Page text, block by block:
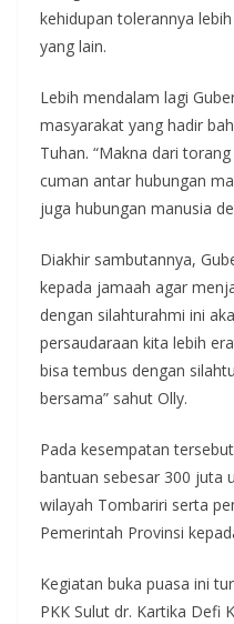
kehidupan tolerannya
yang lain.
Lebih mendalam lagi
masyarakat yang hadir
Tuhan. “Makna dari
cuman antar hubungan
juga hubungan manusia
Diakhir sambutannya,
kepada jamaah agar
dengan silahturahmi ini
persaudaraan kita lebih
bisa tembus dengan
bersama” sahut Olly.
Pada kesempatan
bantuan sebesar 300 juta
wilayah Tombariri serta
Pemerintah Provinsi
Kegiatan buka puasa ini
PKK Sulut dr. Kartika Defi